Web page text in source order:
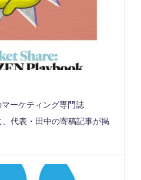
マーケティング専門誌
代表・田中の寄稿記事が掲